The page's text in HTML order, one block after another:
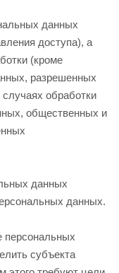
данных
доступа), а
(кроме
разрешенных
обработки
общественных и
данных
данных.
персональных
субъекта